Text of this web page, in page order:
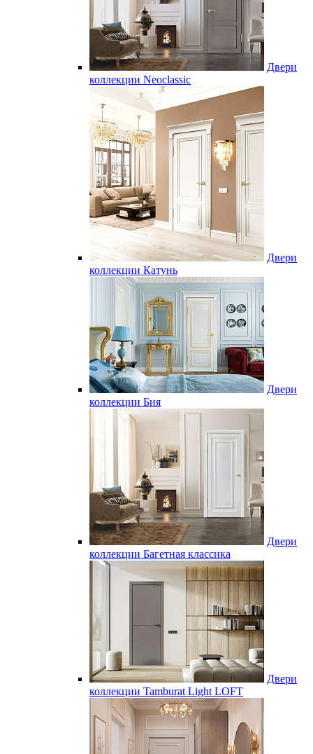
Двери
коллекции Neoclassic
Двери
коллекции Катунь
Двери
коллекции Бия
Двери
коллекции Багетная классика
Двери
коллекции Tamburat Light LOFT